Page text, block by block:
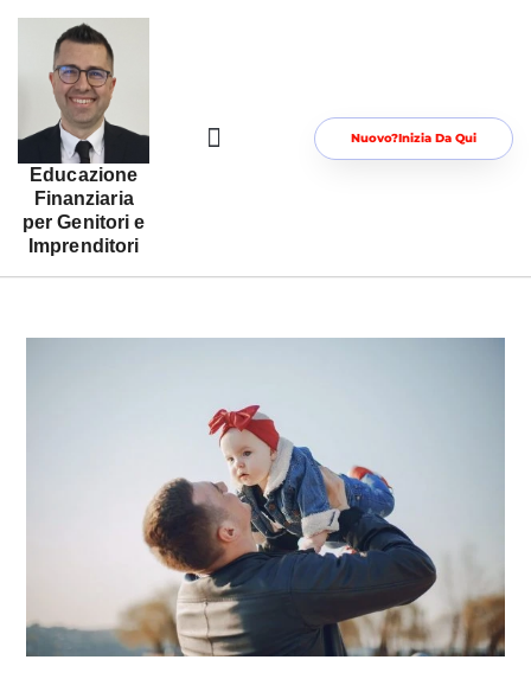
Educazione
Finanziaria
per Genitori e
Imprenditori
Nuovo?Inizia Da Qui